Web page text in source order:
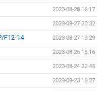
2023-08-28 16:17
2023-08-27 20:32
F12-14 2023-08-27 19:29
2023-08-25 15:16
2023-08-24 22:45
2023-08-23 16:27